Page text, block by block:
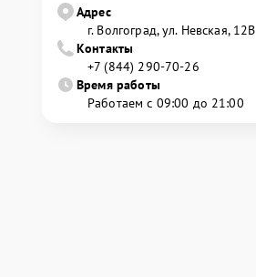
Адрес
г. Волгоград, ул. Невская, 12В
Контакты
+7 (844) 290-70-26
Время работы
Работаем с 09:00 до 21:00